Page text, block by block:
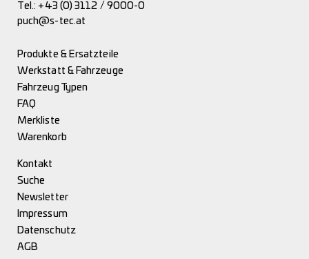
Tel.: +43 (0) 3112 / 9000-0
puch@s-tec.at
Produkte & Ersatzteile
Werkstatt & Fahrzeuge
Fahrzeug Typen
FAQ
Merkliste
Warenkorb
Kontakt
Suche
Newsletter
Impressum
Datenschutz
AGB